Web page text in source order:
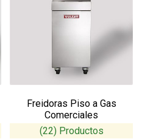
Freidoras Piso a Gas
Comerciales
(22)